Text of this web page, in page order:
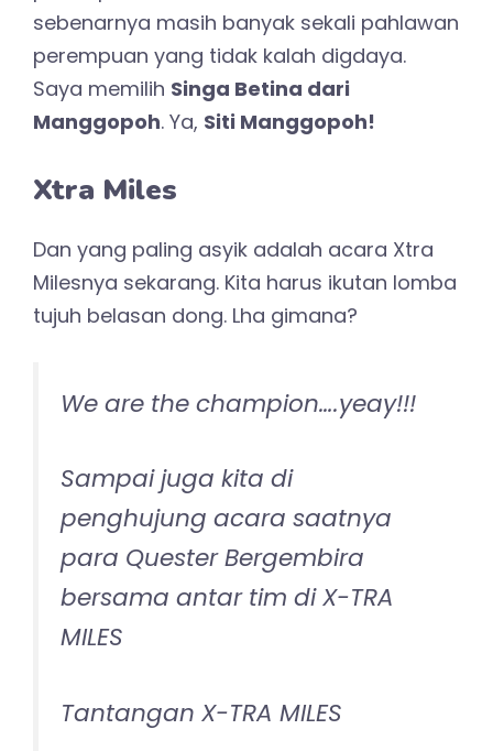
sebenarnya masih banyak sekali pahlawan
perempuan yang tidak kalah digdaya.
Saya memilih Singa Betina dari
Manggopoh. Ya, Siti Manggopoh!
Xtra Miles
Dan yang paling asyik adalah acara Xtra
Milesnya sekarang. Kita harus ikutan lomba
tujuh belasan dong. Lha gimana?
We are the champion….yeay!!!
Sampai juga kita di
penghujung acara saatnya
para Quester Bergembira
bersama antar tim di X-TRA
MILES
Tantangan X-TRA MILES